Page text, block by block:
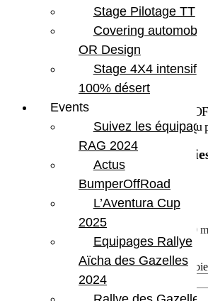
Accueil Roues /Elargisseurs de voies
/
de voies Jeep + 30 mm pour Jeep JL (Vendu
HOFMANN Elargisseurs de
pour Jeep JL (Vendu par paire)
169.50
HOFMANN Elargisseurs de voies Jeep 30
quantité de HOFMANN Elargisseurs de
Jeep JL (Vendu par paire)
Stage Pilotage TT
Covering automobile
OR Design
Stage 4X4 intensif
100% désert
Events
Suivez les
RAG 2024
Actus
BumperOffRoad
L’Aventura Cup
2025
Equipages Rallye
Aïcha des Gazelles
2024